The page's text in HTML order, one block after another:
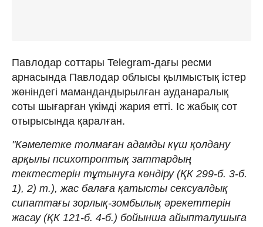
Павлодар соттары Telegram-дағы ресми
арнасында Павлодар облысы қылмыстық істер
жөніндегі мамандандырылған ауданаралық
соты шығарған үкімді жария етті. Іс жабық сот
отырысында қаралған.
"Кәмелетке толмаған адамды күш қолдану
арқылы психотроптық заттардың
тектестерін тұтынуға көндiру (ҚК 299-б. 3-б.
1), 2) т.), жас балаға қатысты сексуалдық
сипаттағы зорлық-зомбылық әрекеттерін
жасау (ҚК 121-б. 4-б.) бойынша айыпталушыға